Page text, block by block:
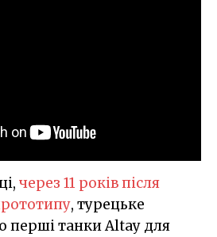
через 11 років після
, турецьке
перші танки Altay для